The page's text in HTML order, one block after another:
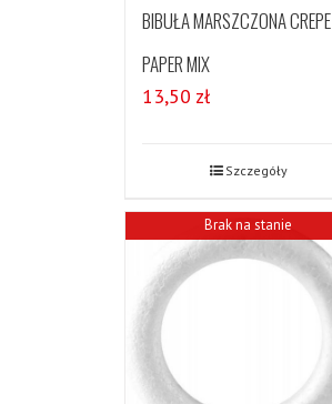
BIBUŁA MARSZCZONA CREPE
PAPER MIX
13,50 zł
Szczegóły
Brak na stanie